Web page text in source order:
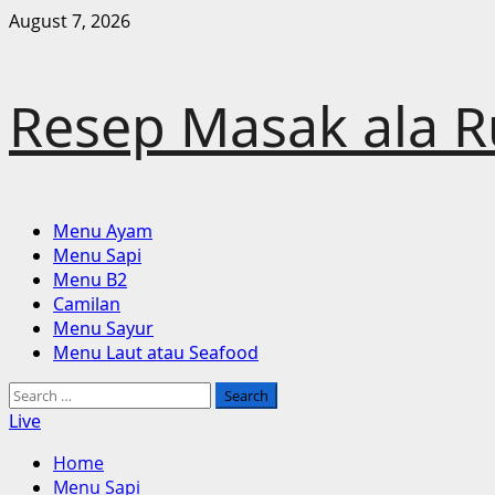
Skip
August 7, 2026
Resep Masak ala
Primary
Menu
Menu Ayam
Menu Sapi
Menu B2
Camilan
Menu Sayur
Menu Laut atau Seafood
Search
for:
Live
Home
Menu Sapi